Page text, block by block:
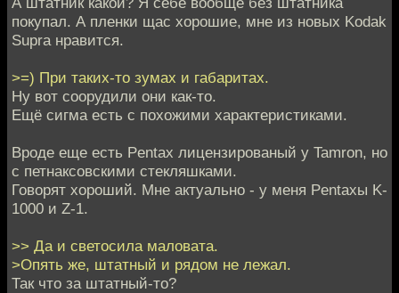
покупал. А пленки щас хорошие, мне из новых Kodak
Supra нравится.
>=) При таких-то зумах и габаритах.
Ну вот соорудили они как-то.
Ещё сигма есть с похожими характеристиками.
Вроде еще есть Pentax лицензированый у Tamron, но
с петнаксовскими стекляшками.
Говорят хороший. Мне актуально - у меня Pentaxы K-
1000 и Z-1.
>> Да и светосила маловата.
>Опять же, штатный и рядом не лежал.
Так что за штатный-то?